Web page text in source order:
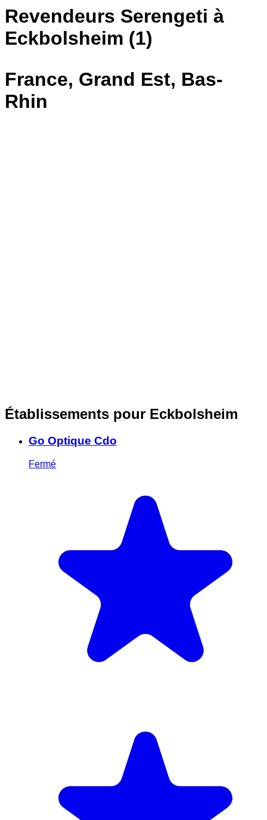
Revendeurs Serengeti à
Eckbolsheim (1)
France, Grand Est, Bas-
Rhin
Établissements pour Eckbolsheim
Go Optique Cdo
Fermé